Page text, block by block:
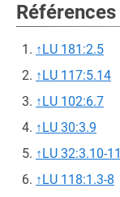
Références
↑LU 181:2.5
↑LU 117:5.14
↑LU 102:6.7
↑LU 30:3.9
↑LU 32:3.10-11
↑LU 118:1.3-8